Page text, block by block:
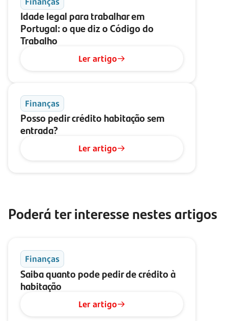
Idade legal para trabalhar em
Portugal: o que diz o Código do
Trabalho
Ler artigo
Finanças
Posso pedir crédito habitação sem
entrada?
Ler artigo
Poderá ter interesse nestes artigos
Finanças
Saiba quanto pode pedir de crédito à
habitação
Ler artigo